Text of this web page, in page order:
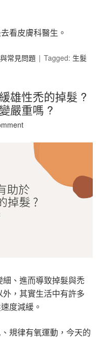
看皮膚科醫生。
常見問題 Tagged: 生髮
雄性禿的掉髮 ?
嚴重嗎 ?
、進而導致掉髮與禿
，其實生活中有許多
度減緩。
規律有氧運動，今天的